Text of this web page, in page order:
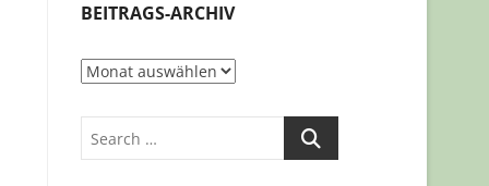
BEITRAGS-ARCHIV
Beitrags-
Search